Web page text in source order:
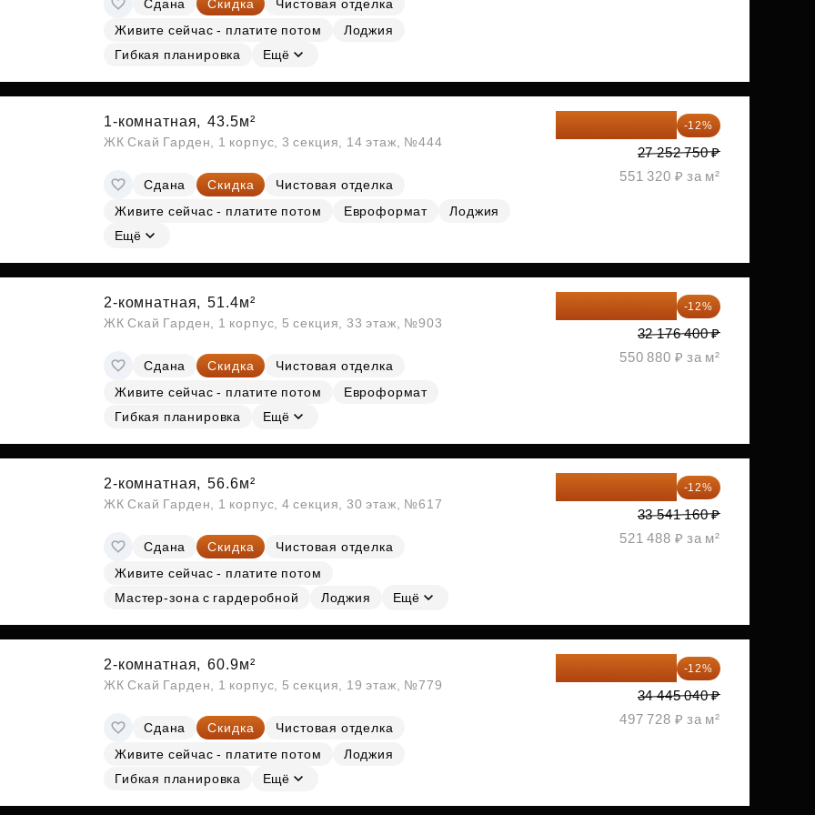
Субсидии
Сдана Скидка
Чистовая отделка
Живите сейчас - платите потом
Лоджия
Гибкая планировка
Ещё
1-комнатная, 43.5м²
ЖК Скай Гарден, 1 корпус, 3 секция, 14 этаж, №444
Сдана Скидка
Чистовая отделка
Живите сейчас - платите потом
Евроформат
Лоджия
Ещё
-12%
27 252 750 ₽
551 320 ₽ за м²
2-комнатная, 51.4м²
ЖК Скай Гарден, 1 корпус, 5 секция, 33 этаж, №903
Сдана Скидка
Чистовая отделка
Живите сейчас - платите потом
Евроформат
Гибкая планировка
Ещё
-12%
32 176 400 ₽
550 880 ₽ за м²
2-комнатная, 56.6м²
ЖК Скай Гарден, 1 корпус, 4 секция, 30 этаж, №617
Сдана Скидка
Чистовая отделка
Живите сейчас - платите потом
Мастер-зона с гардеробной
Лоджия Ещё
-12%
33 541 160 ₽
521 488 ₽ за м²
2-комнатная, 60.9м²
ЖК Скай Гарден, 1 корпус, 5 секция, 19 этаж, №779
Сдана Скидка
Чистовая отделка
Живите сейчас - платите потом
Лоджия
Гибкая планировка
Ещё
-12%
34 445 040 ₽
497 728 ₽ за м²